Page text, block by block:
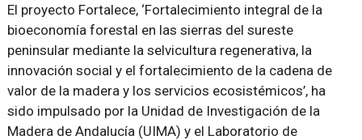
El proyecto Fortalece, ‘Fortalecimiento integral de la
bioeconomía forestal en las sierras del sureste
peninsular mediante la selvicultura regenerativa, la
innovación social y el fortalecimiento de la cadena de
valor de la madera y los servicios ecosistémicos’, ha
sido impulsado por la Unidad de Investigación de la
Madera de Andalucía (UIMA) y el Laboratorio de